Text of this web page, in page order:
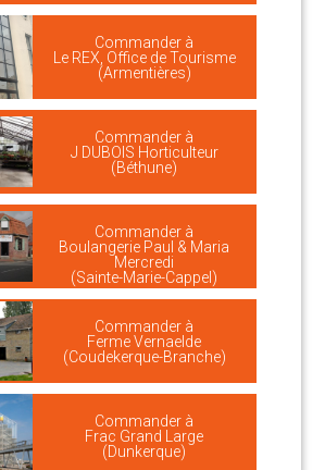
Commander à
Le REX, Office de Tourisme
(Armentières)
Commander à
J DUBOIS Horticulteur
(Béthune)
Commander à
Boulangerie Paul & Maria
Mercredi
(Sainte-Marie-Cappel)
Commander à
Ferme Vernaelde
(Coudekerque-Branche)
Commander à
Frac Grand Large
(Dunkerque)